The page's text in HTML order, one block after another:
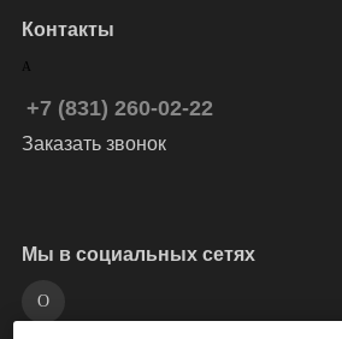
Контакты
+7 (831) 260-02-22
Заказать звонок
Мы в социальных сетях